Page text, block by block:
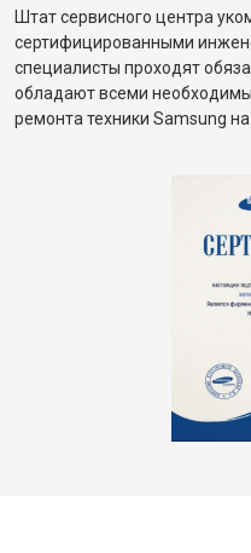
Штат сервисного центра
сертифицированными
специалисты проходят
обладают всеми
ремонта техники Samsung